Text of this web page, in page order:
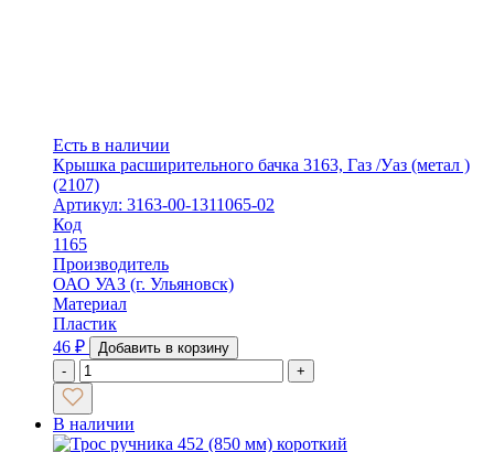
Есть в наличии
Крышка расширительного бачка 3163, Газ /Уаз (метал )
(2107)
Артикул: 3163-00-1311065-02
Код
1165
Производитель
ОАО УАЗ (г. Ульяновск)
Материал
Пластик
46 ₽
Добавить в корзину
-
+
В наличии